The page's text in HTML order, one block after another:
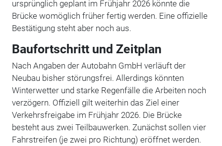
ursprünglich geplant im Frühjahr 2026 könnte die
Brücke womöglich früher fertig werden. Eine offizielle
Bestätigung steht aber noch aus.
Baufortschritt und Zeitplan
Nach Angaben der Autobahn GmbH verläuft der
Neubau bisher störungsfrei. Allerdings könnten
Winterwetter und starke Regenfälle die Arbeiten noch
verzögern. Offiziell gilt weiterhin das Ziel einer
Verkehrsfreigabe im Frühjahr 2026. Die Brücke
besteht aus zwei Teilbauwerken. Zunächst sollen vier
Fahrstreifen (je zwei pro Richtung) eröffnet werden.